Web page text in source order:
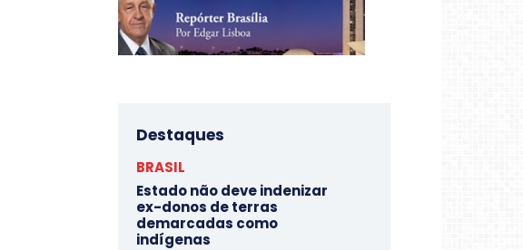
Destaques
BRASIL
Estado não deve indenizar
ex-donos de terras
demarcadas como
indígenas